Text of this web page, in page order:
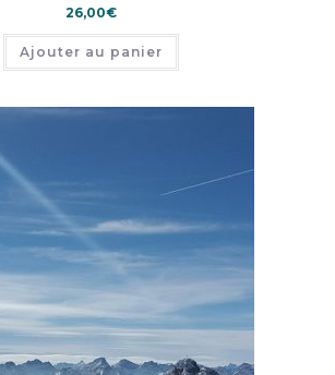
26,00€
Ajouter au panier